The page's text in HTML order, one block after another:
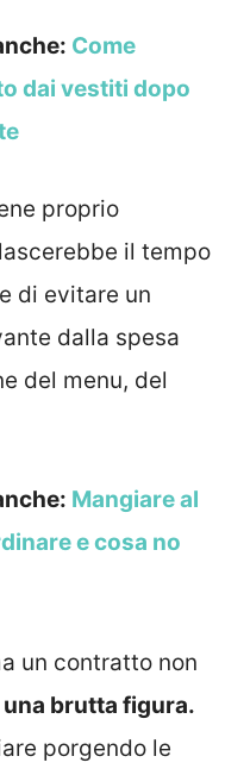
Come
dai vestiti dopo
proprio
il tempo
di evitare un
dalla spesa
del menu, del
Mangiare al
e cosa no
un contratto non
una brutta figura.
porgendo le